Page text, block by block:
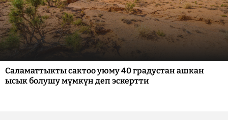
Саламаттыкты сактоо уюму 40 градустан ашкан
ысык болушу мүмкүн деп эскертти